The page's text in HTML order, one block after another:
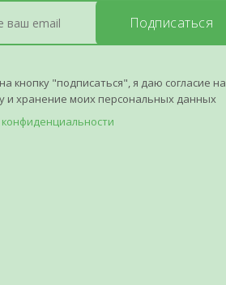
Подписаться
кнопку "подписаться", я даю согласие на
и хранение моих персональных данных